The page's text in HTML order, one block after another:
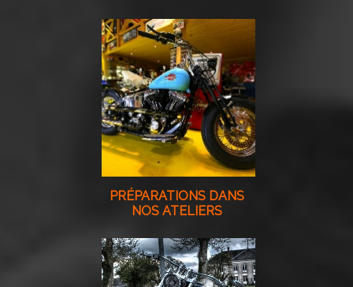
PRÉPARATIONS DANS
NOS ATELIERS